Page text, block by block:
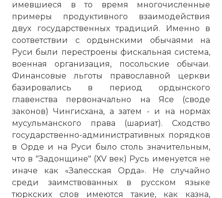
имевшиеся в то время многочисленные
примеры продуктивного взаимодействия
двух государственных традиций. Именно в
соответствии с ордынскими обычаями на
Руси были перестроены фискальная система,
военная организация, посольские обычаи.
Финансовые льготы православной церкви
базировались в период ордынского
главенства первоначально на Ясе (своде
законов) Чингисхана, а затем - и на нормах
мусульманского права (шариат). Сходство
государственно-административных порядков
в Орде и на Руси было столь значительным,
что в "Задонщине" (ХV век) Русь именуется не
иначе как «Залесская Орда». Не случайно
среди заимствованных в русском языке
тюркских слов имеются такие, как казна,